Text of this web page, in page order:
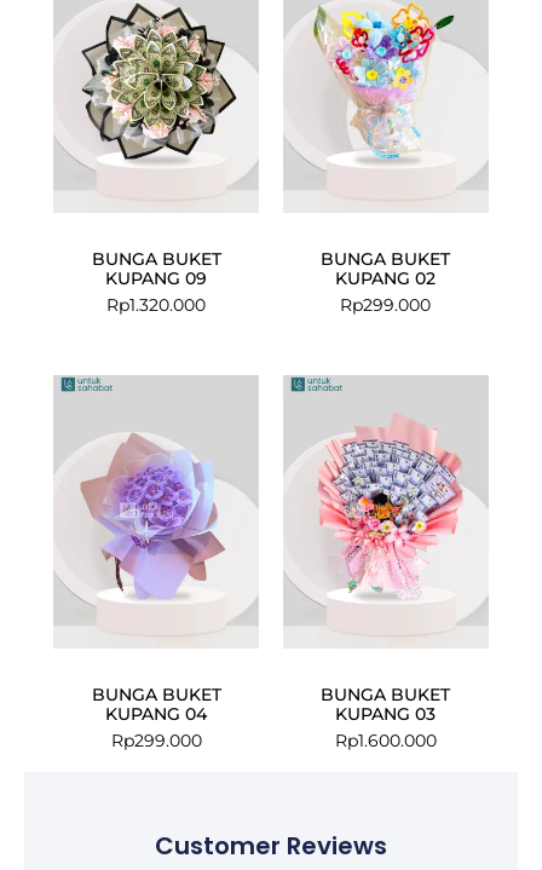
BUNGA BUKET
KUPANG 09
Rp1.320.000
BUNGA BUKET
KUPANG 02
Rp299.000
BUNGA BUKET
KUPANG 04
Rp299.000
BUNGA BUKET
KUPANG 03
Rp1.600.000
Customer Reviews